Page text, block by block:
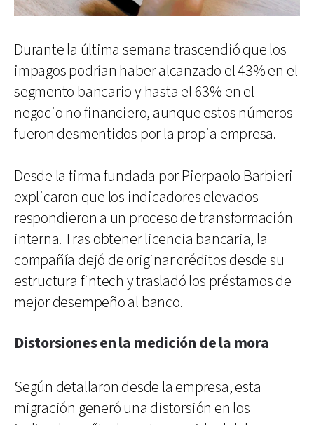
Durante la última semana trascendió que los
impagos podrían haber alcanzado el 43% en el
segmento bancario y hasta el 63% en el
negocio no financiero, aunque estos números
fueron desmentidos por la propia empresa.
Desde la firma fundada por Pierpaolo Barbieri
explicaron que los indicadores elevados
respondieron a un proceso de transformación
interna. Tras obtener licencia bancaria, la
compañía dejó de originar créditos desde su
estructura fintech y trasladó los préstamos de
mejor desempeño al banco.
Distorsiones en la medición de la mora
Según detallaron desde la empresa, esta
migración generó una distorsión en los